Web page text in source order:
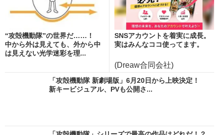
“攻殻機動隊”の世界だ……！
中から外は見えても、外から中
は見えない光学迷彩を理...
SNSアカウントを着実に成長。
実はみんなココ使ってます。
(Dreaw合同会社)
「攻殻機動隊 新劇場版」6月20日から上映決定！
新キービジュアル、PVも公開さ...